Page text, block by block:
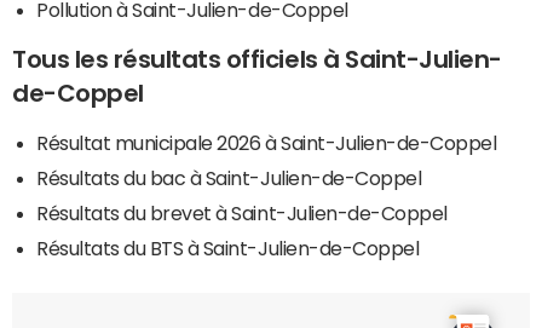
Pollution à Saint-Julien-de-Coppel
Tous les résultats officiels à Saint-Julien-
de-Coppel
Résultat municipale 2026 à Saint-Julien-de-Coppel
Résultats du bac à Saint-Julien-de-Coppel
Résultats du brevet à Saint-Julien-de-Coppel
Résultats du BTS à Saint-Julien-de-Coppel